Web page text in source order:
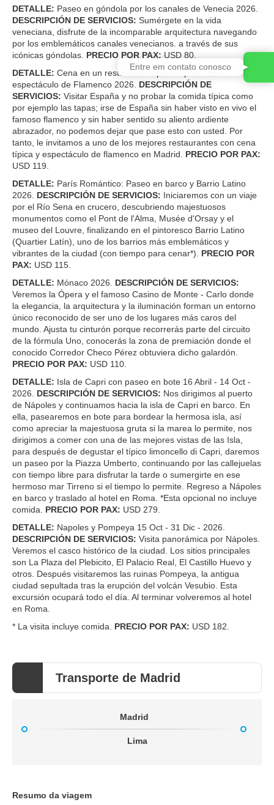
DETALLE: Paseo en góndola por los canales de Venecia 2026.
DESCRIPCIÓN DE SERVICIOS: Sumérgete en la vida
veneciana, disfrute de la incomparable arquitectura navegando
por los emblemáticos canales venecianos. a través de sus
icónicas góndolas. PRECIO POR PAX: USD 80.
DETALLE: Cena en un restaurante típico español con
espectáculo de Flamenco 2026. DESCRIPCIÓN DE
SERVICIOS: Visitar España y no probar la comida típica como
por ejemplo las tapas; irse de España sin haber visto en vivo el
famoso flamenco y sin haber sentido su aliento ardiente
abrazador, no podemos dejar que pase esto con usted. Por
tanto, le invitamos a uno de los mejores restaurantes con cena
típica y espectáculo de flamenco en Madrid. PRECIO POR PAX:
USD 119.
DETALLE: París Romántico: Paseo en barco y Barrio Latino
2026. DESCRIPCIÓN DE SERVICIOS: Iniciaremos con un viaje
por el Río Sena en crucero, descubriendo majestuosos
monumentos como el Pont de l'Alma, Musée d'Orsay y el
museo del Louvre, finalizando en el pintoresco Barrio Latino
(Quartier Latín), uno de los barrios más emblemáticos y
vibrantes de la ciudad (con tiempo para cenar*). PRECIO POR
PAX: USD 115.
DETALLE: Mónaco 2026. DESCRIPCIÓN DE SERVICIOS:
Veremos la Ópera y el famoso Casino de Monte - Carlo donde
la elegancia, la arquitectura y la iluminación forman un entorno
único reconocido de ser uno de los lugares más caros del
mundo. Ajusta tu cinturón porque recorrerás parte del circuito
de la fórmula Uno, conocerás la zona de premiación donde el
conocido Corredor Checo Pérez obtuviera dicho galardón.
PRECIO POR PAX: USD 110.
DETALLE: Isla de Capri con paseo en bote 16 Abril - 14 Oct -
2026. DESCRIPCIÓN DE SERVICIOS: Nos dirigimos al puerto
de Nápoles y continuamos hacia la isla de Capri en barco. En
ella, pasearemos en bote para bordear la hermosa isla, así
como apreciar la majestuosa gruta si la marea lo permite, nos
dirigimos a comer con una de las mejores vistas de las Isla,
para después de degustar el típico limoncello di Capri, daremos
un paseo por la Piazza Umberto, continuando por las callejuelas
con tiempo libre para disfrutar la tarde o sumergirte en ese
hermoso mar Tirreno si el tiempo lo permite. Regreso a Nápoles
en barco y traslado al hotel en Roma. *Esta opcional no incluye
comida.
PRECIO POR PAX: USD 279.
DETALLE: Napoles y Pompeya 15 Oct - 31 Dic - 2026.
DESCRIPCIÓN DE SERVICIOS: Visita panorámica por Nápoles.
Veremos el casco histórico de la ciudad. Los sitios principales
son La Plaza del Plebicito, El Palacio Real, El Castillo Huevo y
otros. Después visitaremos las ruinas Pompeya, la antigua
ciudad sepultada tras la erupción del volcán Vesubio. Esta
excursión ocupará todo el día. Al terminar volveremos al hotel
en Roma.
* La visita incluye comida. PRECIO POR PAX: USD 182.
Transporte de Madrid
Madrid
Lima
Resumo da viagem